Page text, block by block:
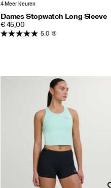
4 Meer kleuren
Dames Stopwatch Long Sleeve
PRICE
€ 45,00
5.0 (3)